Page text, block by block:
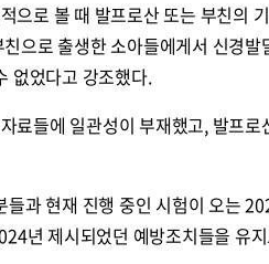
으로 볼 때 발프로산 또는 부친의
으로 출생한 소아들에게서 신경
없었다고 강조했다.
료들에 일관성이 부재했고, 발프
들과 현재 진행 중인 시험이 오는
년 제시되었던 예방조치들을 유